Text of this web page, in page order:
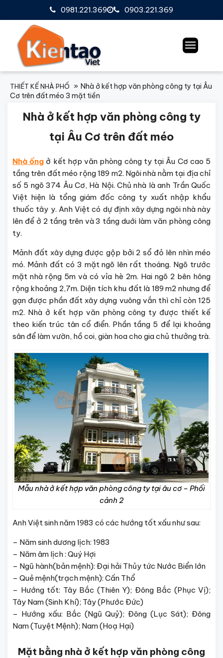
0903.221.369
0981.221.369
THIẾT KẾ NHÀ PHỐ
Nhà ở kết hợp văn phòng công ty tại Âu
Cơ trên đất méo 3 mặt tiền
Nhà ở kết hợp văn phòng công ty
tại Âu Cơ trên đất méo
Nhà ống ở kết hợp văn phòng công ty tại Âu Cơ cao 5
tầng trên đất méo rộng 189 m2. Ngôi nhà nằm tại địa chỉ
số 5 ngõ 374 Âu Cơ, Hà Nội. Chủ nhà là anh Trần Quốc
Việt hiện là tổng giám đốc công ty xuất nhập khẩu
thuốc tây y. Anh Việt có dự định xây dựng ngôi nhà này
lên để ở 2 tầng trên và 3 tầng duới làm văn phòng công
ty.
Mảnh đất xây dựng được gộp bởi 2 sổ đỏ lên nhìn méo
mó. Mảnh đất có 3 mặt ngõ lên rất thoáng. Ngõ trước
mặt nhà rộng 5m và có vỉa hè 2m. Hai ngõ 2 bên hông
rộng khoảng 2,7m. Diện tích khu đất là 189 m2 nhưng để
gạn được phần đất xây dựng vuông vắn thì chỉ còn 125
m2. Nhà ở kết hợp văn phòng công ty được thiết kế
theo kiến trúc tân cổ điển. Phần tầng 5 để lại khoảng
sân để làm vườn, hồ coi, giàn hoa cho gia chủ thưởng trà.
Mẫu nhà ở kết hợp văn phòng công ty tại âu cơ – Phối
cảnh 2
Anh Việt sinh năm 1983 có các hướng tốt xấu như sau:
– Năm sinh dương lịch: 1983
– Năm âm lịch : Quý Hợi
– Ngũ hành(bản mệnh): Đại hải Thủy tức Nước Biển lớn
– Quẻ mệnh(trạch mệnh): Cấn Thổ
– Hướng tốt: Tây Bắc (Thiên Y); Đông Bắc (Phục Vị);
Tây Nam (Sinh Khí); Tây (Phước Đức)
– Hướng xấu: Bắc (Ngũ Quỷ); Đông (Lục Sát); Đông
Nam (Tuyệt Mệnh); Nam (Hoạ Hại)
Mặt bằng nhà ở kết hợp văn phòng công